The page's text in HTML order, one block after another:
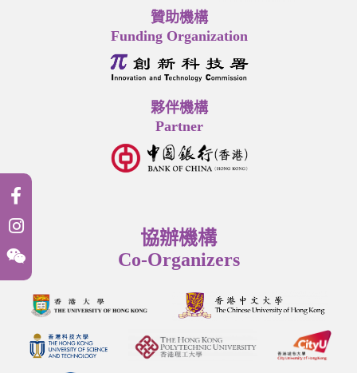
贊助機構
Funding Organization
夥伴機構
Partner
協辦機構
Co-Organizers